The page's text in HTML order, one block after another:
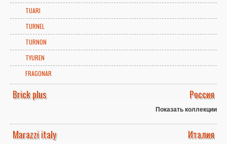
TUARI
TURNEL
TURNON
TYUREN
FRAGONAR
Brick plus Россия
Показать коллекции
Marazzi italy Италия